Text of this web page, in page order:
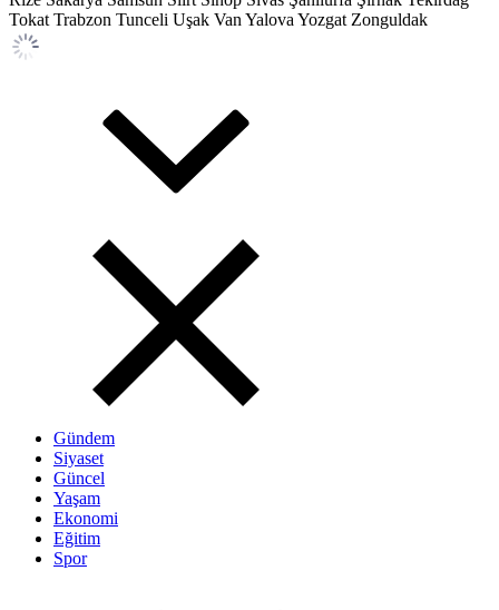
Tokat Trabzon Tunceli Uşak Van Yalova Yozgat Zonguldak
Gündem
Siyaset
Güncel
Yaşam
Ekonomi
Eğitim
Spor